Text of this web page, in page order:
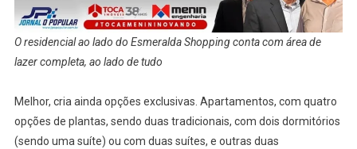
O residencial ao lado do Esmeralda Shopping conta com área de
lazer completa, ao lado de tudo
Melhor, cria ainda opções exclusivas. Apartamentos, com quatro
opções de plantas, sendo duas tradicionais, com dois dormitórios
(sendo uma suíte) ou com duas suítes, e outras duas